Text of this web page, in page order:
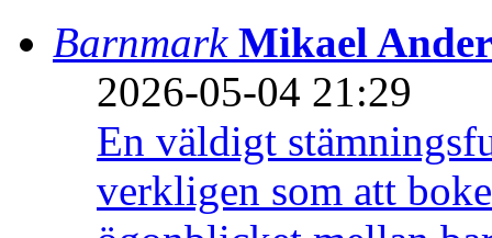
Barnmark Mikael
2026-05-04 21:29
En väldigt
verkligen som att